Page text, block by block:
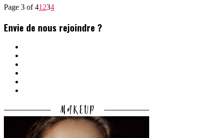
Page 3 of 41 234
Envie de nous rejoindre ?